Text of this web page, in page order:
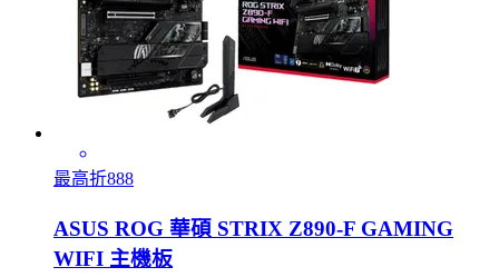
最高折888
ASUS ROG 華碩 STRIX Z890-F GAMING
WIFI 主機板